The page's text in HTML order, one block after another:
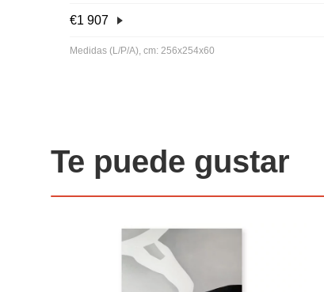
€1 907
Medidas (L/P/A), cm: 256x254x60
Te puede gustar